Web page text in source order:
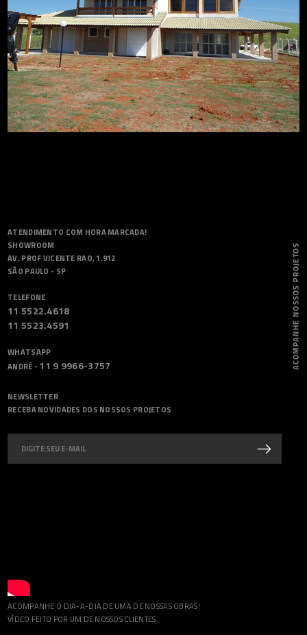
ATENDIMENTO COM HORA MARCADA!
SHOWROOM
AV. PROF VICENTE RAO, 1.912
SÃO PAULO - SP
TELEFONE
11 5522.4618
11 5523.4591
WHATSAPP
ANDRÉ - 11 9 9966-3757
NEWSLETTER
RECEBA NOVIDADES DOS NOSSOS PROJETOS
ACOMPANHE O DIA-A-DIA DE UMA DE NOSSAS OBRAS!
VÍDEO FEITO POR UM DE NOSSOS CLIENTES.